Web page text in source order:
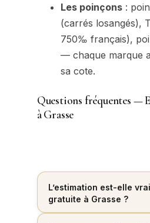
Les poinçons:
(carrés losangés),
750‰ français),
— chaque marque
sa cote.
Questions fréquentes —
à Grasse
L’estimation est-elle
gratuite à Grasse ?